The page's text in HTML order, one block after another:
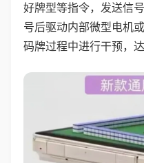
好牌型等指令，发送信
号后驱动内部微型电机
码牌过程中进行干预，达